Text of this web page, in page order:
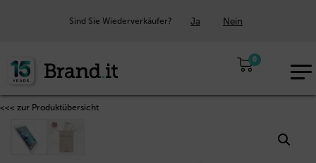
Sind Sie Wiederverkäufer? Ja Nein
0
DE
<<< zur Produktübersicht